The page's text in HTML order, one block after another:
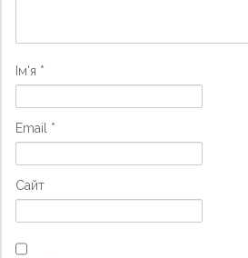
Ім'я *
Email *
Сайт